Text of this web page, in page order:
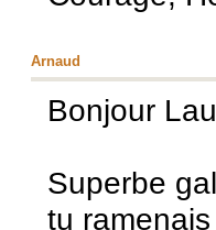
Arnaud
Bonjour
Superbe
tu